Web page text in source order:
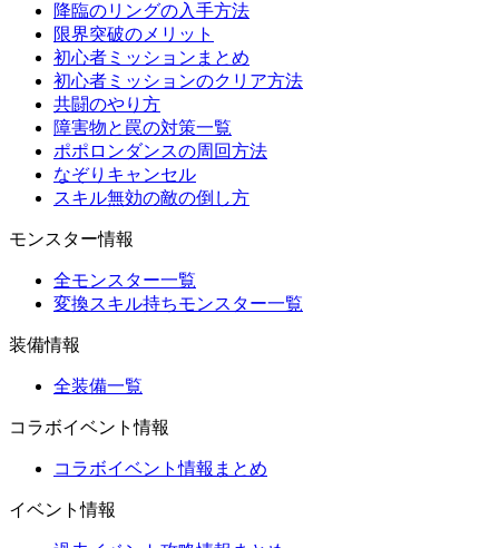
降臨のリングの入手方法
限界突破のメリット
初心者ミッションまとめ
初心者ミッションのクリア方法
共闘のやり方
障害物と罠の対策一覧
ポポロンダンスの周回方法
なぞりキャンセル
スキル無効の敵の倒し方
モンスター情報
全モンスター一覧
変換スキル持ちモンスター一覧
装備情報
全装備一覧
コラボイベント情報
コラボイベント情報まとめ
イベント情報